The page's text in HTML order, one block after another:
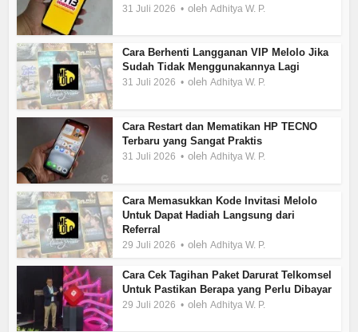
31 Juli 2026 olehAdhitya W. P.
Cara Berhenti Langganan VIP Melolo Jika
Sudah Tidak Menggunakannya Lagi
31 Juli 2026 olehAdhitya W. P.
Cara Restart dan Mematikan HP TECNO
Terbaru yang Sangat Praktis
31 Juli 2026 olehAdhitya W. P.
Cara Memasukkan Kode Invitasi Melolo
Untuk Dapat Hadiah Langsung dari
Referral
29 Juli 2026 olehAdhitya W. P.
Cara Cek Tagihan Paket Darurat Telkomsel
Untuk Pastikan Berapa yang Perlu Dibayar
29 Juli 2026 olehAdhitya W. P.